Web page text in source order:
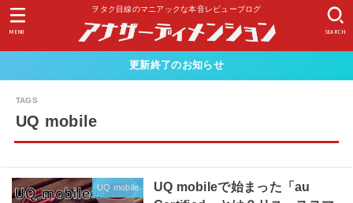
ヲタク目線のマニアックな本音レビューブログ
SEARCH
MENU
更新終了のお知らせ
UQ mobile
UQ mobile
UQ mobileで始まった「au